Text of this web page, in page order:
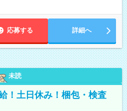
労働時間：1ヶ月あたり
間のみ、休日のみ等、勤務日数ご相談く
応募する 詳細へ
未読
！土日休み！梱包・検査